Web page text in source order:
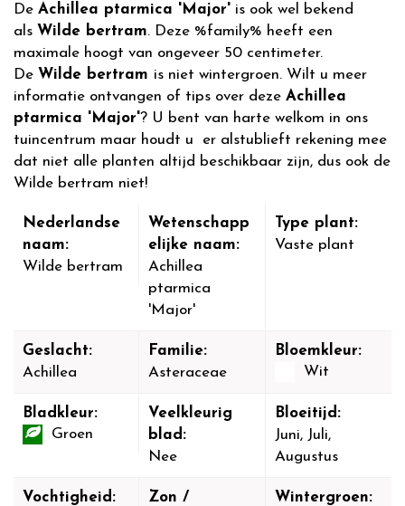
De Achillea ptarmica 'Major' is ook wel bekend
als Wilde bertram. Deze %family% heeft een
maximale hoogt van ongeveer 50 centimeter.
De Wilde bertram is niet wintergroen. Wilt u meer
informatie ontvangen of tips over deze Achillea
ptarmica 'Major'? U bent van harte welkom in ons
tuincentrum maar houdt u er alstublieft rekening mee
dat niet alle planten altijd beschikbaar zijn, dus ook de
Wilde bertram niet!
Nederlandse
naam:
Wilde bertram
Wetenschapp
elijke naam:
Achillea
ptarmica
'Major'
Type plant:
Vaste plant
Geslacht:
Achillea
Familie:
Asteraceae
Bloemkleur:
Wit
Bladkleur:
Groen
Veelkleurig
blad:
Nee
Bloeitijd:
Juni, Juli,
Augustus
Vochtigheid:
Zon /
Wintergroen: